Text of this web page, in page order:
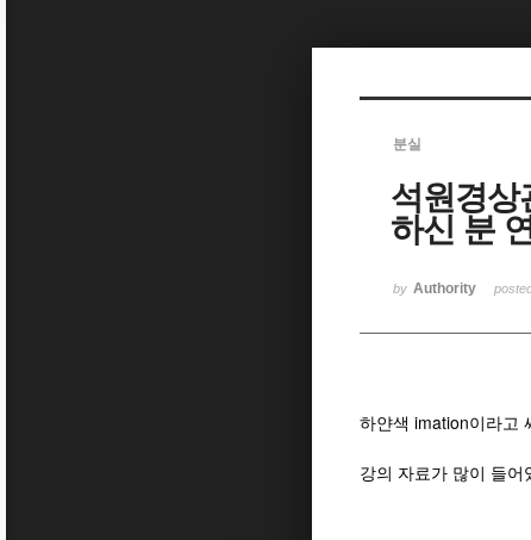
분실
석원경상
하신 분
by Authority
하얀색 imation이라고
강의 자료가 많이 들
Sketchbook5, 스케치북5
Sketchbook5, 스케치북5